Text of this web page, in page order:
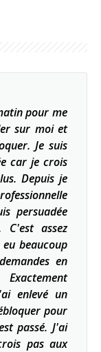
pour me
sur moi et
Je suis
car je crois
Depuis je
persuadée
assez
beaucoup
en
enlevé un
pour
passé. J'ai
pas aux